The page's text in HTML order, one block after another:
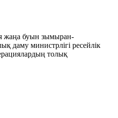
жаңа буын зымыран-
даму министрлігі ресейлік
толық